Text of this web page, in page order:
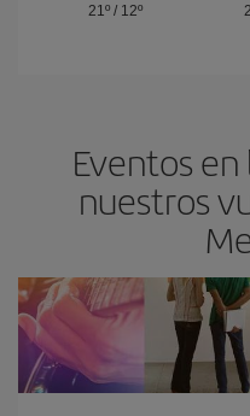
21º/ 12º
Eventos
nuestros